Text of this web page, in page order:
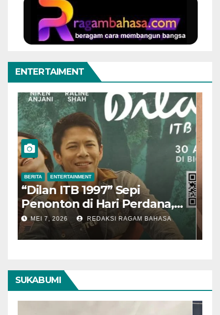
ENTERTAIMENT
BERITA ENTERTAINMENT
“Dilan ITB 1997” Sepi
Penonton di Hari Perdana,
Pengamat Nilai Cerita
Kurang Kuat
MEI 7, 2026 REDAKSI RAGAM BAHASA
SUKABUMI